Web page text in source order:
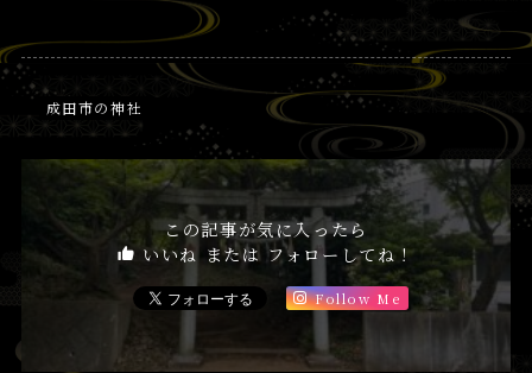
成田市の神社
この記事が気に入ったら
いいね または フォローしてね！
Follow Me